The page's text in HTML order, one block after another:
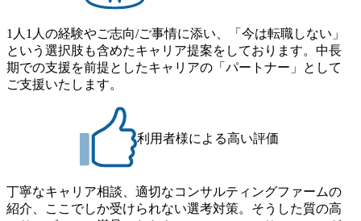
を開催いたします。 カジュアルな場で現場社員と直接交流
できる機会ですので、ぜひご参加ください。 当日はXspear
Consulting代表取締役の早田とMDやその他現場社員が複数
名参加する予定です！ ●費用 : 無料 虎ノ門ヒルズ付近 ※詳
細な場所については参加者の方へ個別でご連絡いたしま
す。 コンサルファームにてマネージャー以上の職務を担当
s/detail/67452 Forbes JAPAN BrandVoice Studio 「コンサル業
界におけるIT人材価値再興。Dirbatoの最前線パートナーが
切り開くテクノロジーの変革」 https://forbesjapan.com/articles/
preview/68657?preview=TAI1oir8Coe5Df3zuZhtd24YfH72/Zzdm
BTIEMOnWUWREjOFLO1IL1KPEi4dgCbb Forbes JAPAN Bra
ndVoice Studio 「求めるのは、競争と連帯 。IT特化の急成長
ファーム・Dirbatoの社員支援」 https://forbesjapan.com/articles/
detail/69848 MyViision企業インタビュー① https://my-vision.co.
jp/consulting-firm/dirbato/interview01 MyViision企業インタビュ
ー② https://my-vision.co.jp/consulting-firm/dirbato/interview02 20
26年8月18日(火) 19:00開始～最長20:00終了 2026年8月13日
(木) 16:00 当日はDirbatoの現役トップコンサルタントが業界
動向を踏まえ、コンサルティング市場の最新トレンドをお
1人1人の経験やご志向/ご事情に添い、「今は転職しない」
という選択肢も含めたキャリア提案をしております。中長
期での支援を前提としたキャリアの「パートナー」として
ご支援いたします。
利用者様による高い評価
丁寧なキャリア相談、適切なコンサルティングファームの
紹介、ここでしか受けられない選考対策。そうした質の高